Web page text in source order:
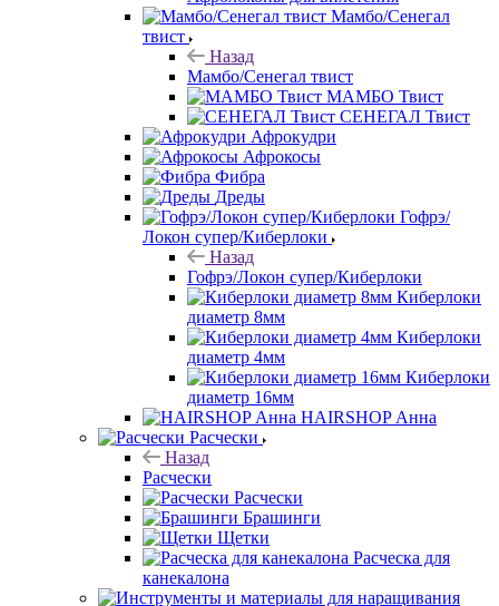
Мамбо/Сенегал
твист
Назад
Мамбо/Сенегал твист
МАМБО Твист
СЕНЕГАЛ Твист
Афрокудри
Афрокосы
Фибра
Дреды
Гофрэ/
Локон супер/Киберлоки
Назад
Гофрэ/Локон супер/Киберлоки
Киберлоки
диаметр 8мм
Киберлоки
диаметр 4мм
Киберлоки
диаметр 16мм
HAIRSHOP Анна
Расчески
Назад
Расчески
Расчески
Брашинги
Щетки
Расческа для
канекалона